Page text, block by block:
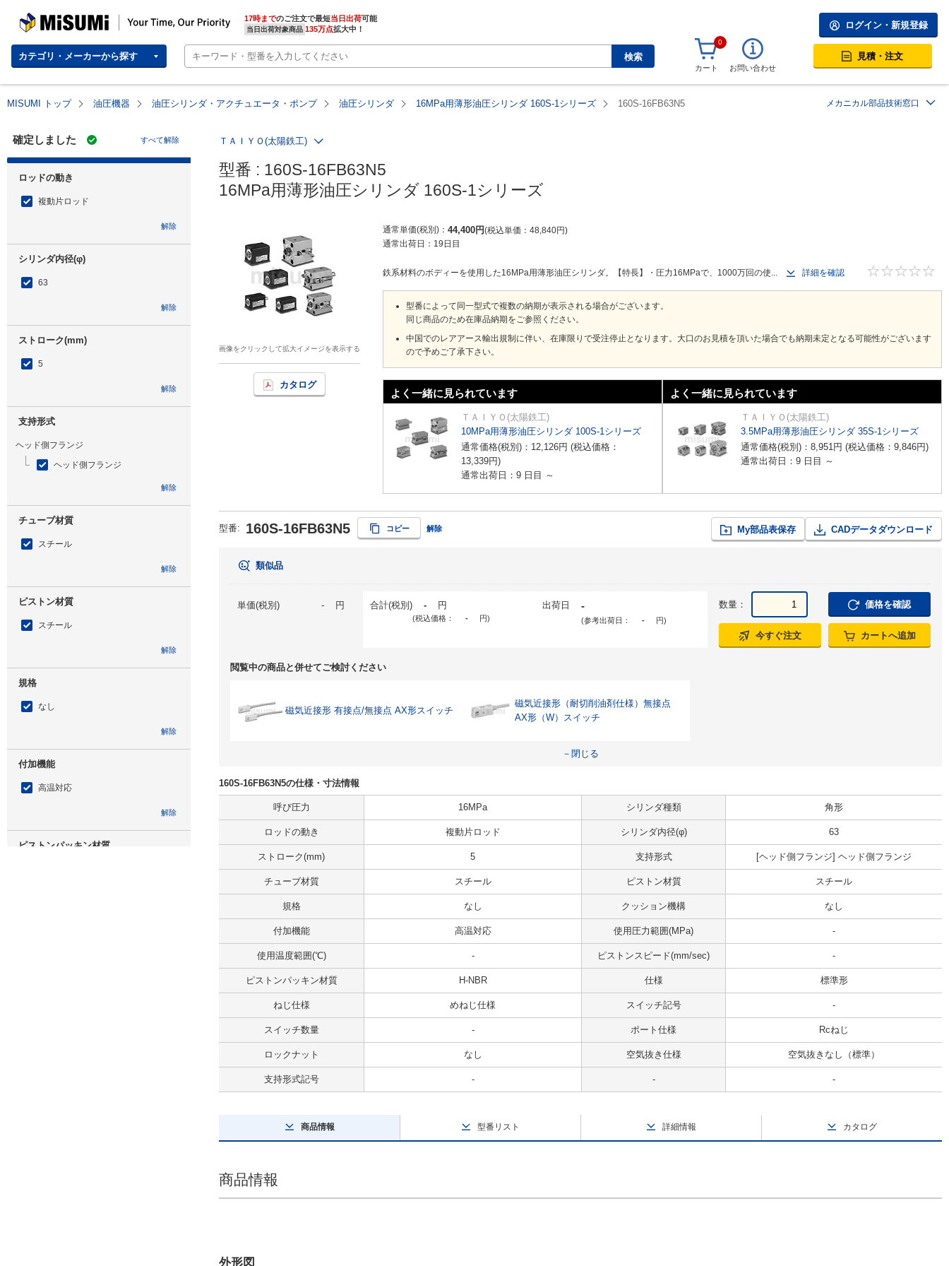
MISUMI | Your Time, Our Priority 17時までのご注文で最短当日出荷
当日出荷対象商品 135万点拡大中！
カテゴリ・メーカーから探す 検索
ログイン・新規登録
0
カート お問い合わせ
見積・注文
MISUMI トップ 油圧機器 油圧シリンダ・アクチュエータ・ポンプ 油圧シリンダ 16MPa用薄形油圧シリンダ 160S-1シリーズ 160S-16FB63N5 メカニカル部品技術窓口
確定しました すべて解除
ロッドの動き
複動片ロッド
解除
シリンダ内径(φ)
63
解除
ストローク(mm)
5
解除
支持形式
ヘッド側フランジ
ヘッド側フランジ
解除
チューブ材質
スチール
解除
ピストン材質
スチール
解除
規格
なし
解除
付加機能
高温対応
解除
ピストンパッキン材質
ＴＡＩＹＯ(太陽鉄工)
型番 : 160S-16FB63N5
16MPa用薄形油圧シリンダ 160S-1シリーズ
画像をクリックして拡大イメージを表示する
カタログ
通常単価(税別) 44,400円 税込単価 48,840円
通常出荷日： 19日目
鉄系材料のボディーを使用した16MPa用薄形油圧シリンダ。【特長】・圧力16MPaで、1000万回の使... 詳細を確認
型番によって同一型式で複数の納期が表示される場合がございます。
同じ商品のため在庫品納期をご参照ください。
中国でのレアアース輸出規制に伴い、在庫限りで受注停止となります。大口のお見積を頂いた場合でも納期未定となる可能性がございます
ので予めご了承下さい。
よく一緒に見られています
ＴＡＩＹＯ(太陽鉄工)
10MPa用薄形油圧シリンダ 100S-1シリーズ
通常価格(税別)： 12,126円 (税込価格：
13,339円)
通常出荷日：9 日目 ～
よく一緒に見られています
ＴＡＩＹＯ(太陽鉄工)
3.5MPa用薄形油圧シリンダ 35S-1シリーズ
通常価格(税別)： 8,951円 (税込価格： 9,846円)
通常出荷日：9 日目 ～
型番: 160S-16FB63N5 コピー 解除 My部品表保存 CADデータダウンロード
類似品
単価(税別) - 円 合計(税別) - 円
(税込価格： - 円)
出荷日 -
(参考出荷日： - 円)
数量： 価格を確認
今すぐ注文 カートへ追加
閲覧中の商品と併せてご検討ください
磁気近接形 有接点/無接点 AX形スイッチ
磁気近接形（耐切削油剤仕様）無接点
AX形（W）スイッチ
－閉じる
160S-16FB63N5の仕様・寸法情報
呼び圧力 16MPa シリンダ種類 角形
ロッドの動き 複動片ロッド シリンダ内径(φ) 63
ストローク(mm) 5 支持形式 [ヘッド側フランジ] ヘッド側フランジ
チューブ材質 スチール ピストン材質 スチール
規格 なし クッション機構 なし
付加機能 高温対応 使用圧力範囲(MPa) -
使用温度範囲(℃) - ピストンスピード(mm/sec) -
ピストンパッキン材質 H-NBR 仕様 標準形
ねじ仕様 めねじ仕様 スイッチ記号 -
スイッチ数量 - ポート仕様 Rcねじ
ロックナット なし 空気抜き仕様 空気抜きなし（標準）
支持形式記号 - - -
商品情報 型番リスト 詳細情報 カタログ
商品情報
外形図